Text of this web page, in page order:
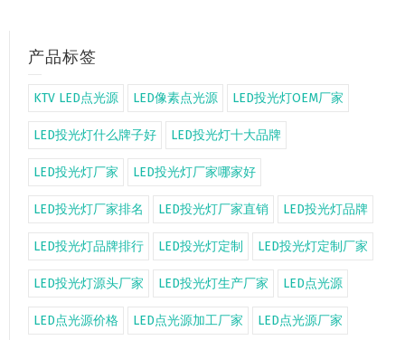
产品标签
KTV LED点光源 LED像素点光源 LED投光灯OEM厂家
LED投光灯什么牌子好 LED投光灯十大品牌
LED投光灯厂家 LED投光灯厂家哪家好
LED投光灯厂家排名 LED投光灯厂家直销 LED投光灯品牌
LED投光灯品牌排行 LED投光灯定制 LED投光灯定制厂家
LED投光灯源头厂家 LED投光灯生产厂家 LED点光源
LED点光源价格 LED点光源加工厂家 LED点光源厂家